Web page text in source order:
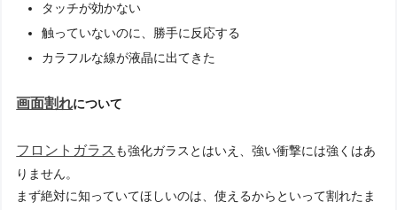
タッチが効かない
触っていないのに、勝手に反応する
カラフルな線が液晶に出てきた
画面割れについて
フロントガラス も強化ガラスとはいえ、強い衝撃には強くはあ
りません。
まず絶対に知っていてほしいのは、使えるからといって割れたま